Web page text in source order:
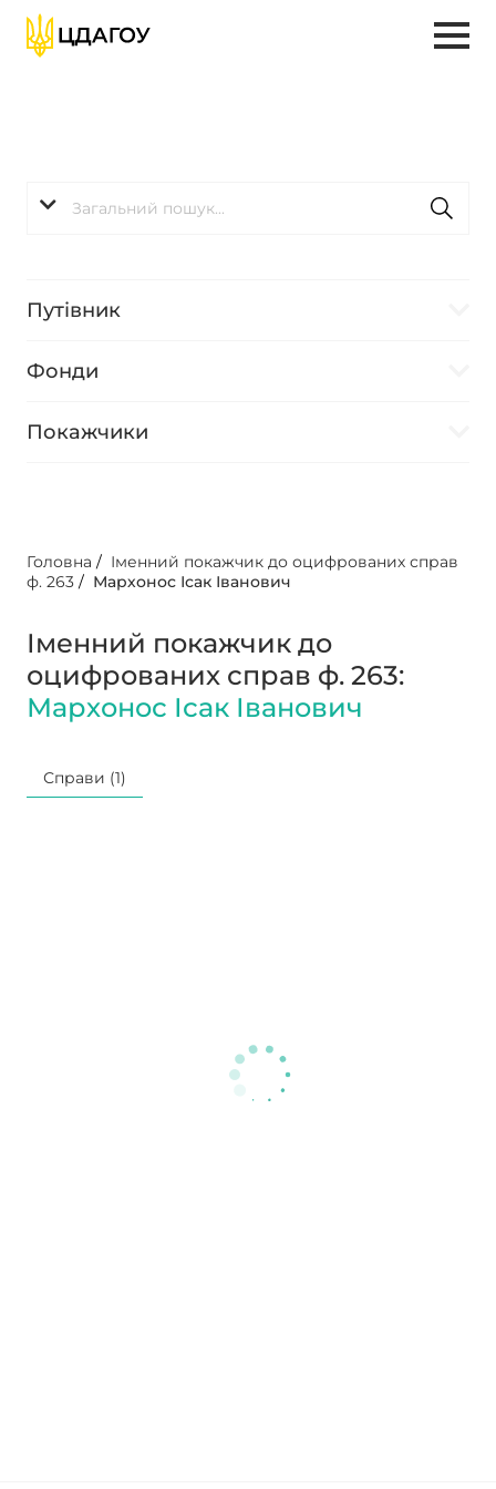
Путівник
Фонди
Покажчики
Головна / Іменний покажчик до оцифрованих справ
ф. 263 / Мархонос Ісак Іванович
Іменний покажчик до
оцифрованих справ ф. 263:
Мархонос Ісак Іванович
Справи (1)